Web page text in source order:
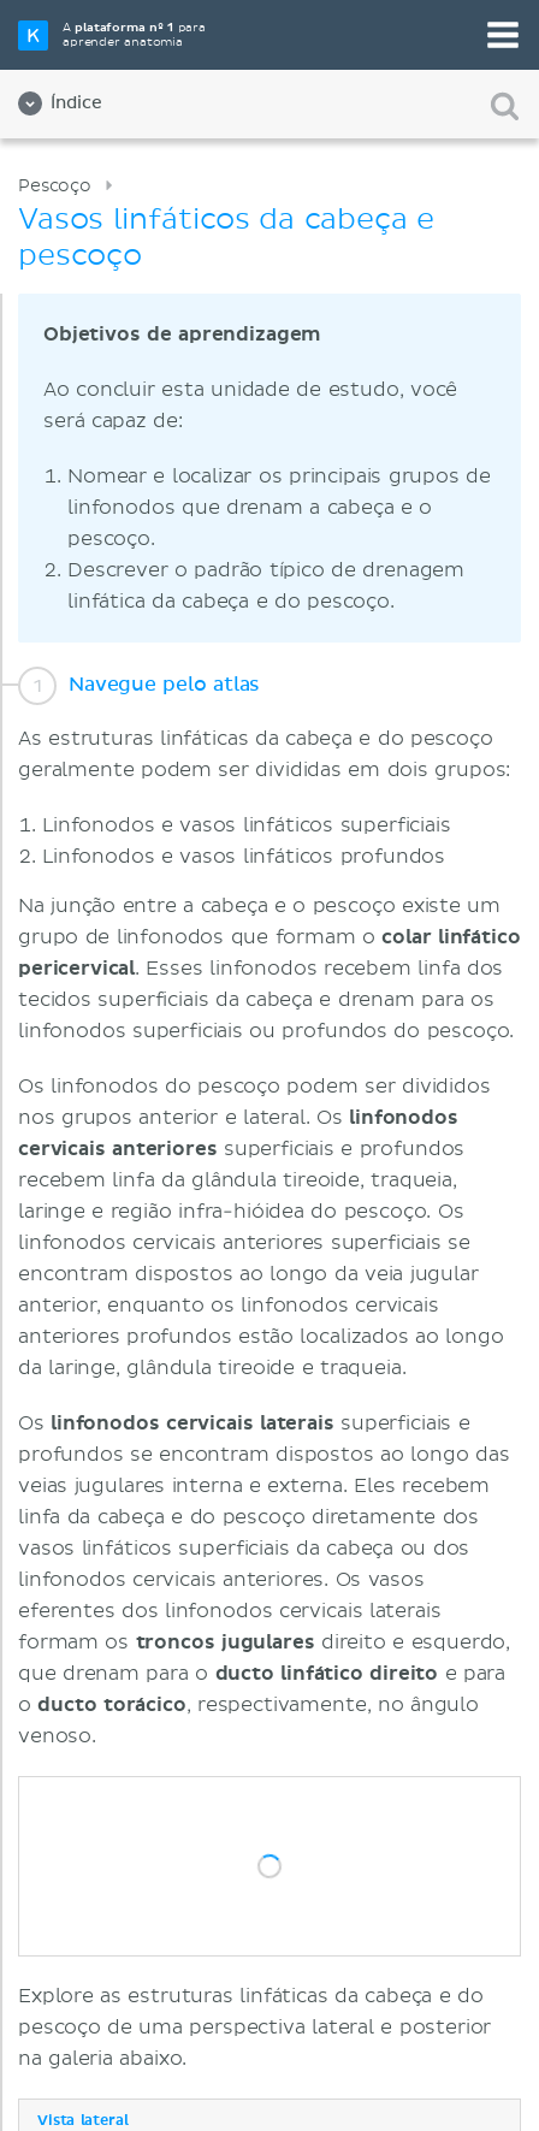
Aplataforma nº 1 para
aprender anatomia
Índice
Pescoço
Vasos linfáticos da cabeça e
pescoço
Objetivos de aprendizagem
Ao concluir esta unidade de estudo, você
será capaz de:
Nomear e localizar os principais grupos de
linfonodos que drenam a cabeça e o
pescoço.
Descrever o padrão típico de drenagem
linfática da cabeça e do pescoço.
Navegue pelo atlas
As estruturas linfáticas da cabeça e do pescoço
geralmente podem ser divididas em dois grupos:
Linfonodos e vasos linfáticos superficiais
Linfonodos e vasos linfáticos profundos
Na junção entre a cabeça e o pescoço existe um
grupo de linfonodos que formam ocolar linfático
pericervical. Esses linfonodos recebem linfa dos
tecidos superficiais da cabeça e drenam para os
linfonodos superficiais ou profundos do pescoço.
Os linfonodos do pescoço podem ser divididos
nos grupos anterior e lateral. Os linfonodos
cervicais anteriores superficiais e profundos
recebem linfa da glândula tireoide, traqueia,
laringe e região infra-hióidea do pescoço. Os
linfonodos cervicais anteriores superficiais se
encontram dispostos ao longo da veia jugular
anterior, enquanto os linfonodos cervicais
anteriores profundos estão localizados ao longo
da laringe, glândula tireoide e traqueia.
Os linfonodos cervicais laterais superficiais e
profundos se encontram dispostos ao longo das
veias jugulares interna e externa. Eles recebem
linfa da cabeça e do pescoço diretamente dos
vasos linfáticos superficiais da cabeça ou dos
linfonodos cervicais anteriores. Os vasos
eferentes dos linfonodos cervicais laterais
formam os troncos jugulares direito e esquerdo,
que drenam para o ducto linfático direito e para
oducto torácico, respectivamente, no ângulo
venoso.
Explore as estruturas linfáticas da cabeça e do
pescoço de uma perspectiva lateral e posterior
na galeria abaixo.
Vista lateral